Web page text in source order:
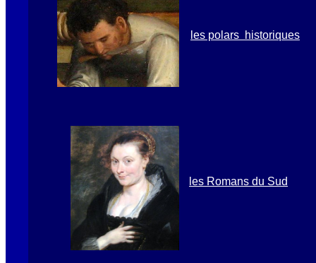
les polars historiques
les Romans du Sud